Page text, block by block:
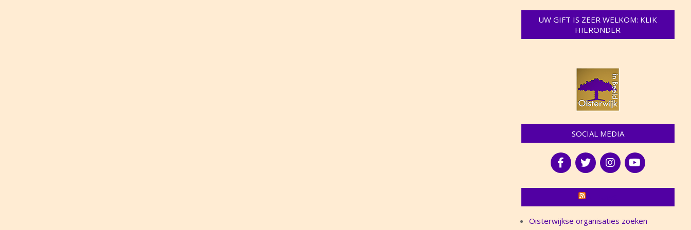
UW GIFT IS ZEER WELKOM: KLIK
HIERONDER
SOCIAL MEDIA
Oisterwijkse organisaties zoeken